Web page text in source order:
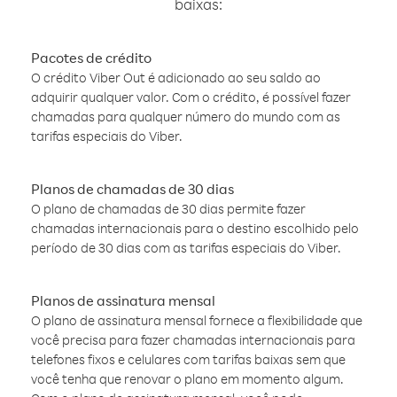
baixas:
Pacotes de crédito
O crédito Viber Out é adicionado ao seu saldo ao
adquirir qualquer valor. Com o crédito, é possível fazer
chamadas para qualquer número do mundo com as
tarifas especiais do Viber.
Planos de chamadas de 30 dias
O plano de chamadas de 30 dias permite fazer
chamadas internacionais para o destino escolhido pelo
período de 30 dias com as tarifas especiais do Viber.
Planos de assinatura mensal
O plano de assinatura mensal fornece a flexibilidade que
você precisa para fazer chamadas internacionais para
telefones fixos e celulares com tarifas baixas sem que
você tenha que renovar o plano em momento algum.